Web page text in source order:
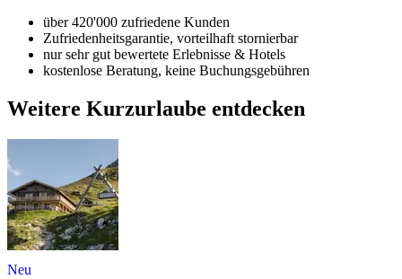
über 420'000 zufriedene Kunden
Zufriedenheitsgarantie, vorteilhaft stornierbar
nur sehr gut bewertete Erlebnisse & Hotels
kostenlose Beratung, keine Buchungsgebühren
Weitere Kurzurlaube entdecken
Neu